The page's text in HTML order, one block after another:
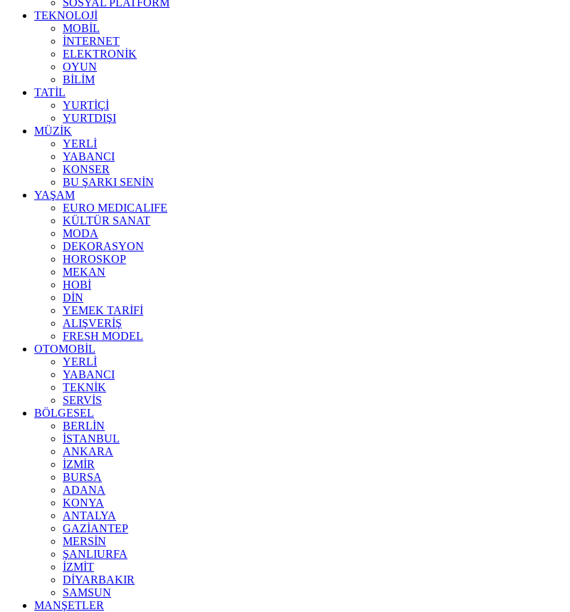
TEKNOLOJİ
MOBİL
İNTERNET
ELEKTRONİK
OYUN
BİLİM
TATİL
YURTİÇİ
YURTDIŞI
MÜZİK
YERLİ
YABANCI
KONSER
BU ŞARKI SENİN
YAŞAM
EURO MEDICALIFE
KÜLTÜR SANAT
MODA
DEKORASYON
HOROSKOP
MEKAN
HOBİ
DİN
YEMEK TARİFİ
ALIŞVERİŞ
FRESH MODEL
OTOMOBİL
YERLİ
YABANCI
TEKNİK
SERVİS
BÖLGESEL
BERLİN
İSTANBUL
ANKARA
İZMİR
BURSA
ADANA
KONYA
ANTALYA
GAZİANTEP
MERSİN
ŞANLIURFA
İZMİT
DİYARBAKIR
SAMSUN
MANŞETLER